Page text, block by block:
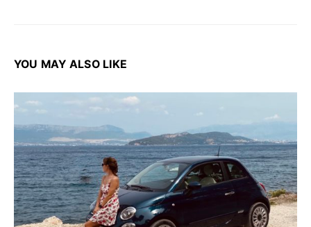
YOU MAY ALSO LIKE